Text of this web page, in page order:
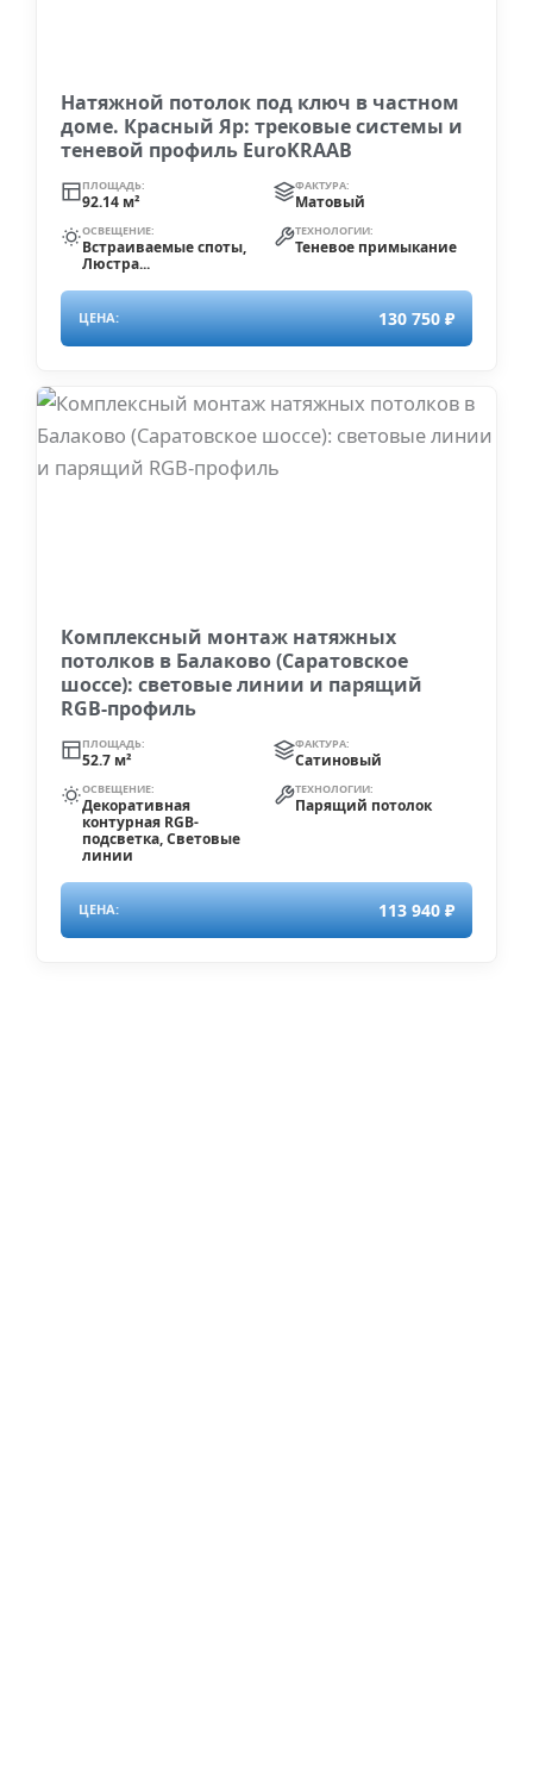
Натяжной потолок под ключ в частном
доме. Красный Яр: трековые системы и
теневой профиль EuroKRAAB
ПЛОЩАДЬ:
92.14 м²
ФАКТУРА:
Матовый
ОСВЕЩЕНИЕ:
Встраиваемые споты,
Люстра...
ТЕХНОЛОГИИ:
Теневое примыкание
ЦЕНА: 130 750 ₽
Комплексный монтаж натяжных
потолков в Балаково (Саратовское
шоссе): световые линии и парящий
RGB-профиль
ПЛОЩАДЬ:
52.7 м²
ФАКТУРА:
Сатиновый
ОСВЕЩЕНИЕ:
Декоративная
контурная RGB-
подсветка, Световые
линии
ТЕХНОЛОГИИ:
Парящий потолок
ЦЕНА: 113 940 ₽